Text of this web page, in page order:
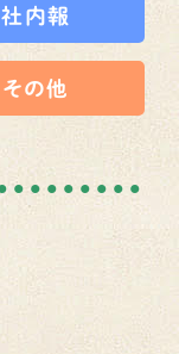
社内報
その他